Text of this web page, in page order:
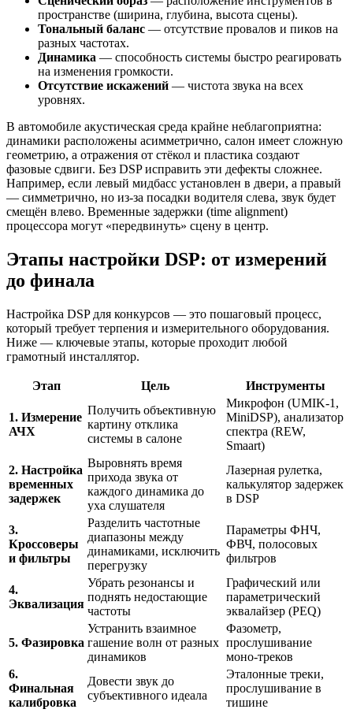
пространстве (ширина, глубина, высота сцены).
Тональный баланс — отсутствие провалов и пиков на
разных частотах.
Динамика — способность системы быстро реагировать
на изменения громкости.
Отсутствие искажений — чистота звука на всех
уровнях.
В автомобиле акустическая среда крайне неблагоприятна:
динамики расположены асимметрично, салон имеет сложную
геометрию, а отражения от стёкол и пластика создают
фазовые сдвиги. Без DSP исправить эти дефекты сложнее.
Например, если левый мидбасс установлен в двери, а правый
— симметрично, но из-за посадки водителя слева, звук будет
смещён влево. Временные задержки (time alignment)
процессора могут «передвинуть» сцену в центр.
Этапы настройки DSP: от измерений
до финала
Настройка DSP для конкурсов — это пошаговый процесс,
который требует терпения и измерительного оборудования.
Ниже — ключевые этапы, которые проходит любой
грамотный инсталлятор.
Этап Цель Инструменты
1. Измерение
АЧХ
Получить объективную
картину отклика
системы в салоне
Микрофон (UMIK-1,
MiniDSP), анализатор
спектра (REW,
Smaart)
2. Настройка
временных
задержек
Выровнять время
прихода звука от
каждого динамика до
уха слушателя
Лазерная рулетка,
калькулятор задержек
в DSP
3.
Кроссоверы
и фильтры
Разделить частотные
диапазоны между
динамиками, исключить
перегрузку
Параметры ФНЧ,
ФВЧ, полосовых
фильтров
4.
Эквализация
Убрать резонансы и
поднять недостающие
частоты
Графический или
параметрический
эквалайзер (PEQ)
5. Фазировка
Устранить взаимное
гашение волн от разных
динамиков
Фазометр,
прослушивание
моно-треков
6.
Финальная
калибровка
Довести звук до
субъективного идеала
Эталонные треки,
прослушивание в
тишине